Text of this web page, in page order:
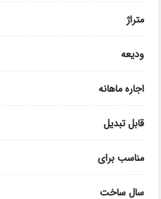
متراژ
ودیعه
اجاره ماهانه
قابل تبدیل
مناسب برای
سال ساخت